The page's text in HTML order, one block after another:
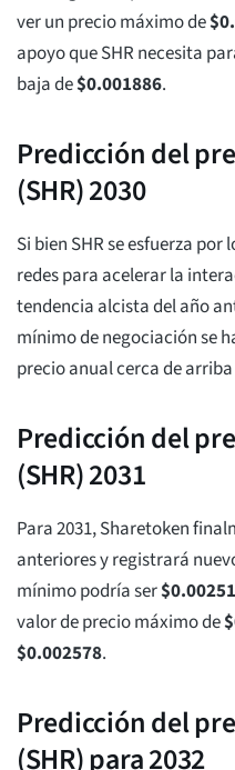
ver un precio máximo de$
apoyo que SHR necesita
baja de$0.001886.
Predicción del
(SHR) 2030
Si bien SHR se esfuerza
redes para acelerar la
tendencia alcista del año
mínimo de negociación se
precio anual cerca de arriba
Predicción del
(SHR) 2031
Para 2031, Sharetoken
anteriores y registrará
mínimo podría ser$
valor de precio máximo de$
$0.002578.
Predicción del
(SHR) para 2032